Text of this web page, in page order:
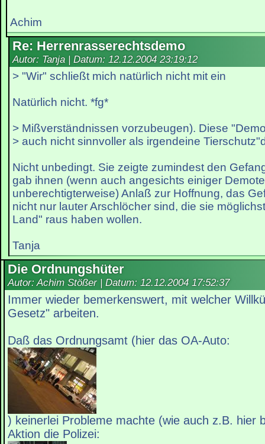
Achim
Re: Herrenrasserechtsdemo
Autor: Tanja | Datum: 12.12.2004 23:19:12
> "Wir" schließt mich natürlich nicht mit ein
Natürlich nicht. *fg*
> Mißverständnissen vorzubeugen). Diese
> auch nicht sinnvoller als irgendeine
Nicht unbedingt. Sie zeigte zumindest den
gab ihnen (wenn auch angesichts einiger
unberechtigterweise) Anlaß zur Hoffnung, das
nicht nur lauter Arschlöcher sind, die sie
Land" raus haben wollen.
Tanja
Die Ordnungshüter
Autor: Achim Stößer | Datum: 12.12.2004 17:52:37
Immer wieder bemerkenswert, mit welcher
Gesetz" arbeiten.
Daß das Ordnungsamt (hier das OA-Auto:
) keinerlei Probleme machte (wie auch z.B. hier
Aktion die Polizei: